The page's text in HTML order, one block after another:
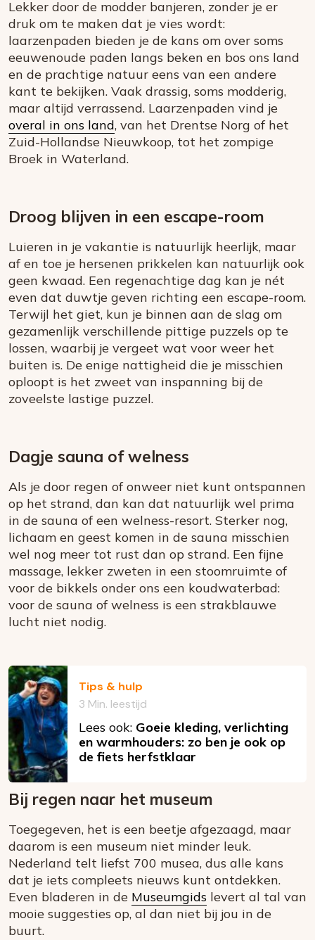
Lekker door de modder banjeren, zonder je er
druk om te maken dat je vies wordt:
laarzenpaden bieden je de kans om over soms
eeuwenoude paden langs beken en bos ons land
en de prachtige natuur eens van een andere
kant te bekijken. Vaak drassig, soms modderig,
maar altijd verrassend. Laarzenpaden vind je
overal in ons land, van het Drentse Norg of het
Zuid-Hollandse Nieuwkoop, tot het zompige
Broek in Waterland.
Droog blijven in een escape-room
Luieren in je vakantie is natuurlijk heerlijk, maar
af en toe je hersenen prikkelen kan natuurlijk ook
geen kwaad. Een regenachtige dag kan je nét
even dat duwtje geven richting een escape-room.
Terwijl het giet, kun je binnen aan de slag om
gezamenlijk verschillende pittige puzzels op te
lossen, waarbij je vergeet wat voor weer het
buiten is. De enige nattigheid die je misschien
oploopt is het zweet van inspanning bij de
zoveelste lastige puzzel.
Dagje sauna of welness
Als je door regen of onweer niet kunt ontspannen
op het strand, dan kan dat natuurlijk wel prima
in de sauna of een welness-resort. Sterker nog,
lichaam en geest komen in de sauna misschien
wel nog meer tot rust dan op strand. Een fijne
massage, lekker zweten in een stoomruimte of
voor de bikkels onder ons een koudwaterbad:
voor de sauna of welness is een strakblauwe
lucht niet nodig.
Tips & hulp
3 Min. leestijd
Lees ook: Goeie kleding, verlichting
en warmhouders: zo ben je ook op
de fiets herfstklaar
Bij regen naar het museum
Toegegeven, het is een beetje afgezaagd, maar
daarom is een museum niet minder leuk.
Nederland telt liefst 700 musea, dus alle kans
dat je iets compleets nieuws kunt ontdekken.
Even bladeren in de Museumgids levert al tal van
mooie suggesties op, al dan niet bij jou in de
buurt.